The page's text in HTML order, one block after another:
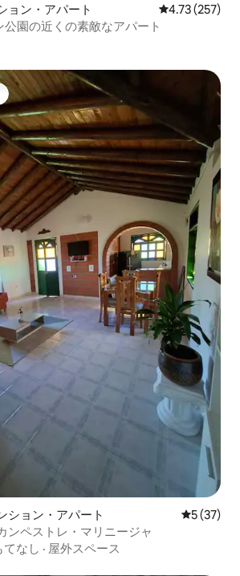
ョン・アパート レビュー257
4.73 (257)
公園の近くの素敵なアパート
イスです。
ション・アパート レビュー
5 (37)
ンペストレ・マリニージャ
てなし · 屋外スペース